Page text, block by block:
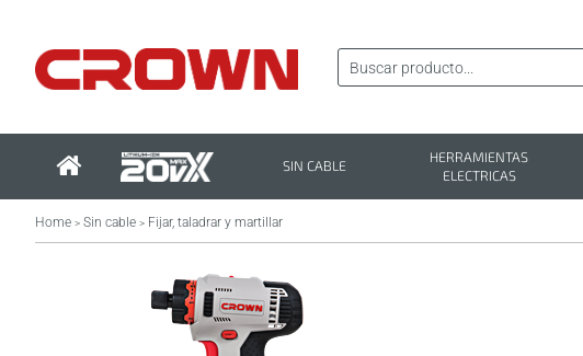
SIN CABLE
HERRAMIENTAS
ELECTRICAS
Home > Sin cable > Fijar, taladrar y martillar